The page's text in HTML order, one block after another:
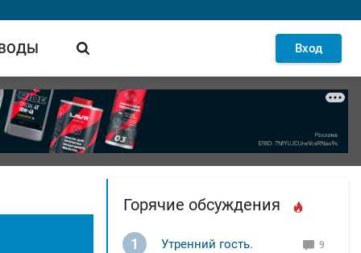
Вход
Горячие обсуждения
1 Утренний гость. 9